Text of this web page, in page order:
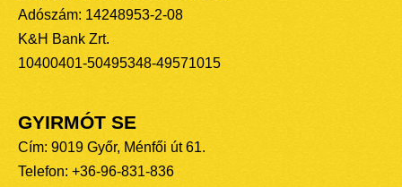
Adószám: 14248953-2-08
K&H Bank Zrt.
10400401-50495348-49571015
GYIRMÓT SE
Cím: 9019 Győr, Ménfői út 61.
Telefon: +36-96-831-836